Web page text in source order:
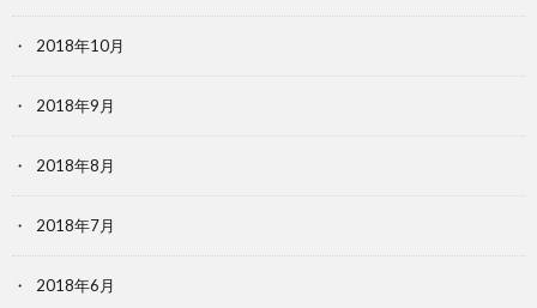
2018年10月
2018年9月
2018年8月
2018年7月
2018年6月